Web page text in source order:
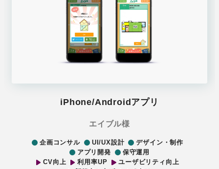
iPhone/Androidアプリ
エイブル様
企画コンサル UI/UX設計
デザイン・制作
アプリ開発
保守運用
CV向上
利用率UP
ユーザビリティ向上